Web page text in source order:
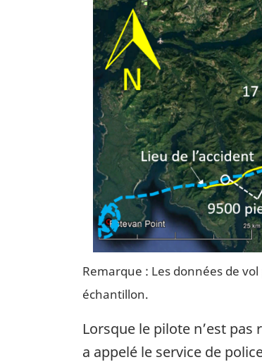
Image
Remarque : Les données de
échantillon.
Lorsque le pilote n’est
a appelé le service de